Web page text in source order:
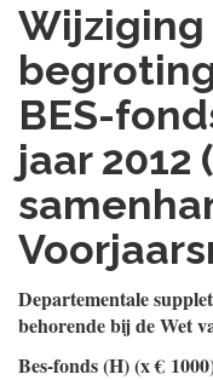
Wijziging
BES-
jaar 2012
Departementale
behorende bij de Wet
Bes-fonds (H) (x €